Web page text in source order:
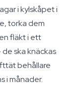
i kylskåpet i
torka dem
fläkt i ett
ska knäckas
behållare
i månader.